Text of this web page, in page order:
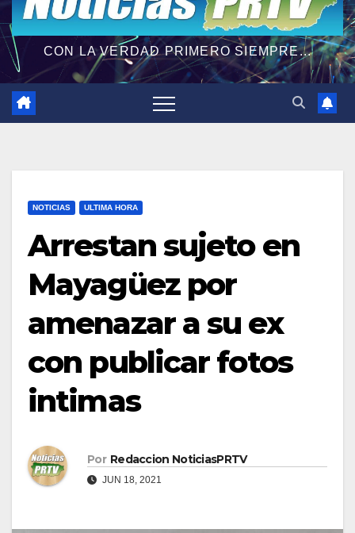
CON LA VERDAD PRIMERO SIEMPRE...
NOTICIAS ULTIMA HORA
Arrestan sujeto en
Mayagüez por
amenazar a su ex
con publicar fotos
intimas
Por Redaccion NoticiasPRTV
JUN 18, 2021